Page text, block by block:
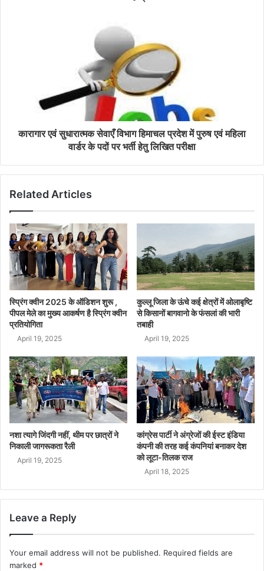
कारागार एवं सुधारात्मक सेवाएँ विभाग हिमाचल प्रदेश में पुरुष एवं महिला
वार्डर के पदों पर भर्ती हेतु लिखित परीक्षा
Related Articles
स्प्रिंग क्वीन 2025 के ऑडिशन शुरू ,
पीपल मेले का मुख्य आकर्षण है स्प्रिंग क्वीन
प्रतियोगिता
April 19, 2025
कुल्लू जिला के ऊंचे कई क्षेत्रों में ओलाबृष्टि
से किसानों बागवानो के फंसलां की भारी
तबाही
April 19, 2025
नशा त्यागे जिंदगी नहीं, थीम पर छात्रों ने
निकाली जागरूकता रैली
April 19, 2025
कांग्रेस पार्टी ने अंग्रेजों की ईस्ट इंडिया
कंपनी की तरह कई कंपनियां बनाकर देश
को लूटा-तिलक राज
April 18, 2025
Leave a Reply
Your email address will not be published. Required fields are
marked *